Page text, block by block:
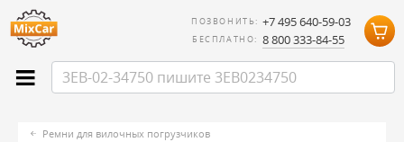
ПОЗВОНИТЬ: +7 495 640-59-03
БЕСПЛАТНО: 8 800 333-84-55
Ремни для вилочных погрузчиков